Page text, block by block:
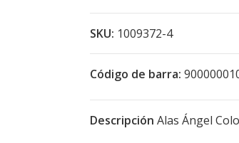
SKU: 1009372-4
Código de barra:
Descripción Alas Ángel